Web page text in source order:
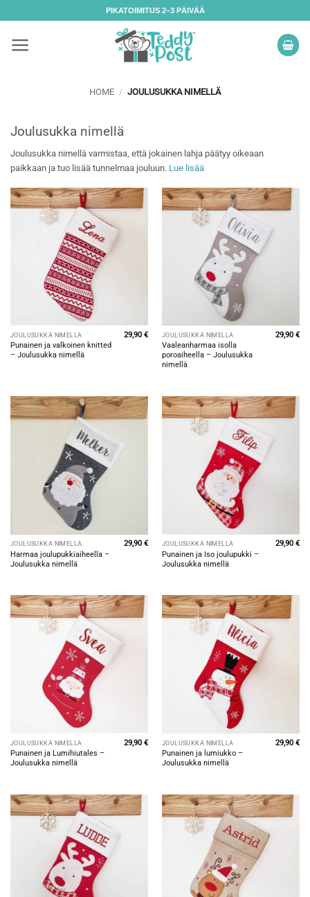
to
PIKATOIMITUS 2–3 PÄIVÄÄ
HOME / JOULUSUKKA NIMELLÄ
Joulusukka nimellä
Joulusukka nimellä varmistaa, että jokainen lahja päätyy oikeaan
paikkaan ja tuo lisää tunnelmaa jouluun. Lue lisää
JOULUSUKKA NIMELLÄ
Punainen ja valkoinen knitted
– Joulusukka nimellä
29,90€ JOULUSUKKA NIMELLÄ
Vaaleanharmaa isolla
poroaiheella – Joulusukka
nimellä
29,90€
JOULUSUKKA NIMELLÄ
Harmaa joulupukkiaiheella –
Joulusukka nimellä
29,90€ JOULUSUKKA NIMELLÄ
Punainen ja Iso joulupukki –
Joulusukka nimellä
29,90€
JOULUSUKKA NIMELLÄ
Punainen ja Lumihiutales –
Joulusukka nimellä
29,90€ JOULUSUKKA NIMELLÄ
Punainen ja lumiukko –
Joulusukka nimellä
29,90€